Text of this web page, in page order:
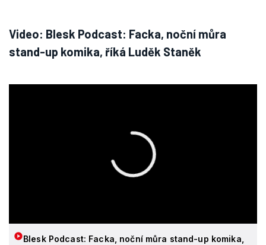
Video: Blesk Podcast: Facka, noční můra
stand-up komika, říká Luděk Staněk
Blesk Podcast: Facka, noční můra stand-up komika,